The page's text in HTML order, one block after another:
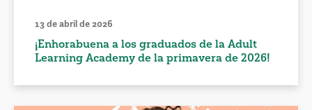
13 de abril de 2026
¡Enhorabuena a los graduados de la Adult
Learning Academy de la primavera de 2026!